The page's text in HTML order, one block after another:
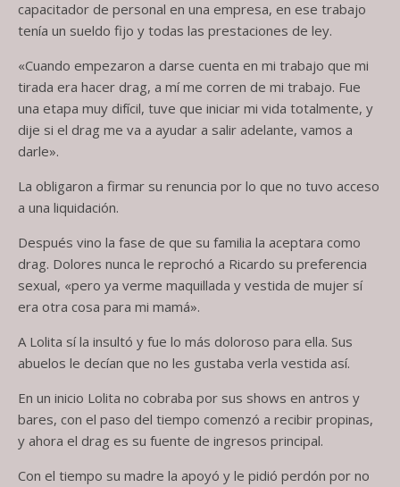
capacitador de personal en una empresa, en ese trabajo
tenía un sueldo fijo y todas las prestaciones de ley.
«Cuando empezaron a darse cuenta en mi trabajo que mi
tirada era hacer drag, a mí me corren de mi trabajo. Fue
una etapa muy difícil, tuve que iniciar mi vida totalmente, y
dije si el drag me va a ayudar a salir adelante, vamos a
darle».
La obligaron a firmar su renuncia por lo que no tuvo acceso
a una liquidación.
Después vino la fase de que su familia la aceptara como
drag. Dolores nunca le reprochó a Ricardo su preferencia
sexual, «pero ya verme maquillada y vestida de mujer sí
era otra cosa para mi mamá».
A Lolita sí la insultó y fue lo más doloroso para ella. Sus
abuelos le decían que no les gustaba verla vestida así.
En un inicio Lolita no cobraba por sus shows en antros y
bares, con el paso del tiempo comenzó a recibir propinas,
y ahora el drag es su fuente de ingresos principal.
Con el tiempo su madre la apoyó y le pidió perdón por no